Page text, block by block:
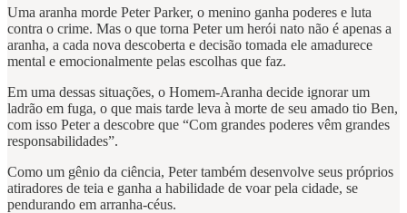
Uma aranha morde Peter Parker, o menino ganha poderes e luta
contra o crime. Mas o que torna Peter um herói nato não é apenas a
aranha, a cada nova descoberta e decisão tomada ele amadurece
mental e emocionalmente pelas escolhas que faz.
Em uma dessas situações, o Homem-Aranha decide ignorar um
ladrão em fuga, o que mais tarde leva à morte de seu amado tio Ben,
com isso Peter a descobre que “Com grandes poderes vêm grandes
responsabilidades”.
Como um gênio da ciência, Peter também desenvolve seus próprios
atiradores de teia e ganha a habilidade de voar pela cidade, se
pendurando em arranha-céus.